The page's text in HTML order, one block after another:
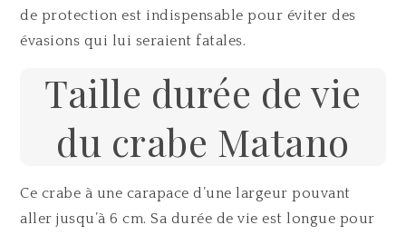
de protection est indispensable pour éviter des
évasions qui lui seraient fatales.
Taille durée de vie
du crabe Matano
Ce crabe à une carapace d’une largeur pouvant
aller jusqu’à 6 cm. Sa durée de vie est longue pour